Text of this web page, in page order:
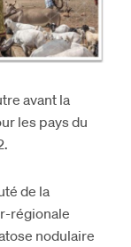
avant la
les pays du
de la
régionale
nodulaire